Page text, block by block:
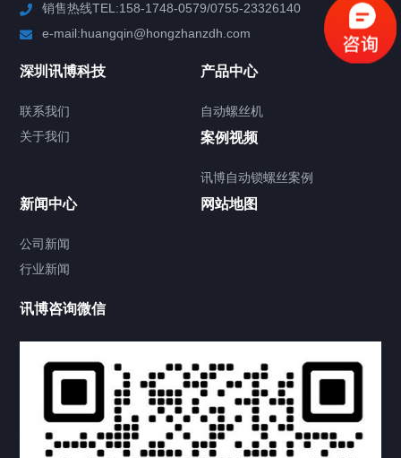
联系我们
关于我们
销售热线TEL:158-1748-0579/0755-23326140
e-mail:huangqin@hongzhanzdh.com
深圳讯博科技
联系我们
关于我们
产品中心
自动螺丝机
案例视频
讯博自动锁螺丝案例
新闻中心
公司新闻
行业新闻
网站地图
讯博咨询微信